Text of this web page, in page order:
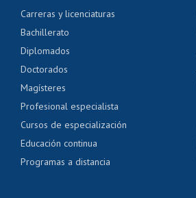
Carreras y licenciaturas
Bachillerato
Diplomados
Doctorados
Magísteres
Profesional especialista
Cursos de especialización
Educación continua
Programas a distancia